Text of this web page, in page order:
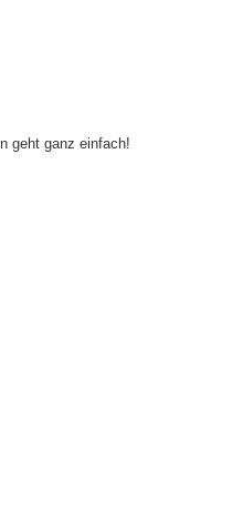
geht ganz einfach!